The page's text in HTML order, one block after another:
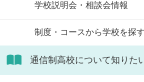
ているかや、通信
ます。
学校説明会・相談会情報
制度・コースから学校を探す
通信制高校について知りた